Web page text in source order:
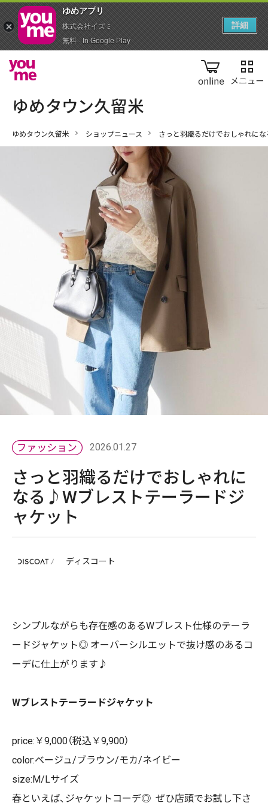
online
ゆめタウン久留米 ショップニュース さっと羽織るだけでおしゃれに
2026.01.27
さっと羽織るだけでおしゃれに
なる♪Wブレストテーラードジ
ャケット
ディスコート
シンプルながらも存在感のあるWブレスト仕様のテーラ
ードジャケット◎ オーバーシルエットで抜け感のあるコ
ーデに仕上がります♪
Wブレストテーラードジャケット
price:￥9,000（税込￥9,900）
color:ベージュ/ブラウン/モカ/ネイビー
size:M/Lサイズ
春といえば、ジャケットコーデ◎ ぜひ店頭でお試し下さ
ゆめアプ‪リ‬
株式会社イズミ
無料 - In Google Play
詳細